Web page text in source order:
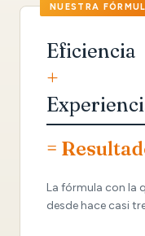
Eficiencia
+
=
La fórmula con la
desde hace casi